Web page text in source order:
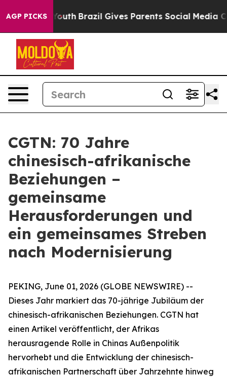
AGP PICKS
to Youth Brazil Gives Parents Social Media
CGTN: 70 Jahre
chinesisch-afrikanische
Beziehungen –
gemeinsame
Herausforderungen und
ein gemeinsames Streben
nach Modernisierung
PEKING, June 01, 2026 (GLOBE NEWSWIRE) --
Dieses Jahr markiert das 70-jährige Jubiläum der
chinesisch-afrikanischen Beziehungen. CGTN hat
einen Artikel veröffentlicht, der Afrikas
herausragende Rolle in Chinas Außenpolitik
hervorhebt und die Entwicklung der chinesisch-
afrikanischen Partnerschaft über Jahrzehnte hinweg